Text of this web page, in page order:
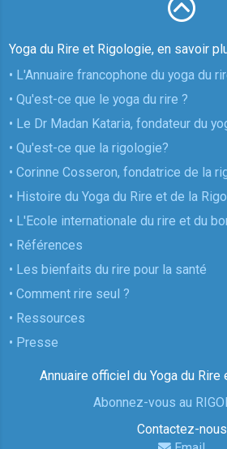
Yoga du Rire et Rigologie, en savoir
• L'Annuaire francophone du yoga du
• Qu'est-ce que le yoga du rire ?
• Le Dr Madan Kataria, fondateur du
• Qu'est-ce que la rigologie?
• Corinne Cosseron, fondatrice de la
• Histoire du Yoga du Rire et de la
• L'Ecole internationale du rire et du
• Références
• Les bienfaits du rire pour la santé
• Comment rire seul ?
• Ressources
• Presse
Annuaire officiel du Yoga du
Abonnez-vous au
Contactez-nous